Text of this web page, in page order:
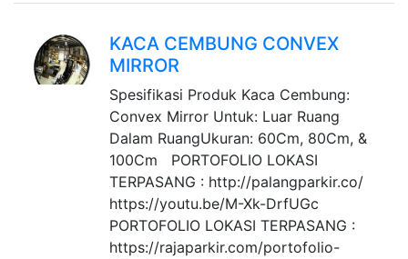
KACA CEMBUNG CONVEX
MIRROR
Spesifikasi Produk Kaca Cembung:
Convex Mirror Untuk: Luar Ruang
Dalam RuangUkuran: 60Cm, 80Cm, &
100Cm PORTOFOLIO LOKASI
TERPASANG : http://palangparkir.co/
https://youtu.be/M-Xk-DrfUGc
PORTOFOLIO LOKASI TERPASANG :
https://rajaparkir.com/portofolio-